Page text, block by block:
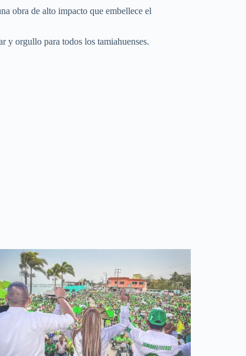
obra de alto impacto que embellece el
y orgullo para todos los tamiahuenses.